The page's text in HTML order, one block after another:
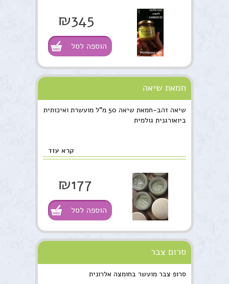
מאריך את ממוצע החיים.
₪345
הוספה לסל
חמאת שיאה
שיאה זהב-חמאת שיאה 50 מ"ל מועשרת ואיכותית
ביואורגנית גולמית
קרא עוד
₪177
הוספה לסל
סרום צבר
סרופ צבר מועשר בחומצה אלרונית